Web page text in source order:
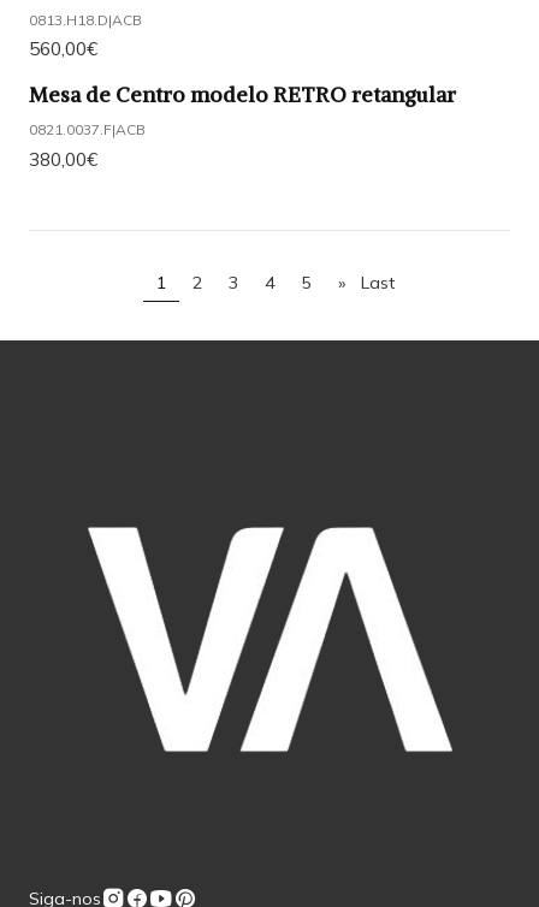
0813.H18.D|ACB
560,00€
Mesa de Centro modelo RETRO retangular
0821.0037.F|ACB
380,00€
1 2 3 4 5 » Last
Siga-nos